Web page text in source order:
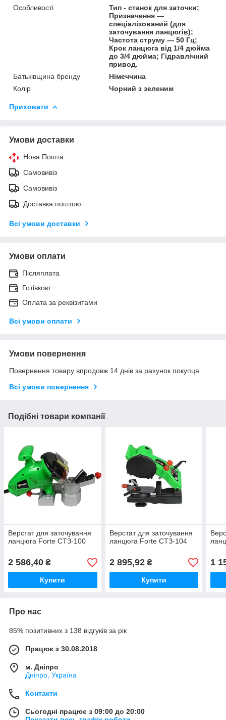
Особливості
Тип - станок для заточки;
Призначення —
спеціалізований (для
заточування ланцюгів);
Частота струму — 50 Гц;
Крок ланцюга від 1/4 дюйма
до 3/4 дюйма; Гідравлічний
привод.
Батьківщина бренду
Німеччина
Колір
Чорний з зеленим
Приховати
Умови доставки
Нова Пошта
Самовивіз
Самовивіз
Доставка поштою
Всі умови доставки
Умови оплати
Післяплата
Готівкою
Оплата за реквізитами
Всі умови оплати
Умови повернення
Повернення товару впродовж 14 днів за рахунок покупця
Всі умови повернення
Подібні товари компанії
Верстат для заточування
ланцюга Forte СТЗ-100
2 586,40 ₴
Купити
Верстат для заточування
ланцюга Forte СТЗ-104
2 895,92₴
Купити
1
Про нас
85% позитивних з 138 відгуків за рік
Працює з 30.08.2018
м. Дніпро
Дніпро, Україна
Контакти
Сьогодні працює з 09:00 до 20:00